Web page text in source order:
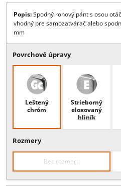
SPODNÝ
Kód: PT10.15
Popis: Spodný rohový pánt s
vhodný pre samozatvárač alebo
mm
Povrchové úpravy
Leštený
chróm
eloxovaný
hliník